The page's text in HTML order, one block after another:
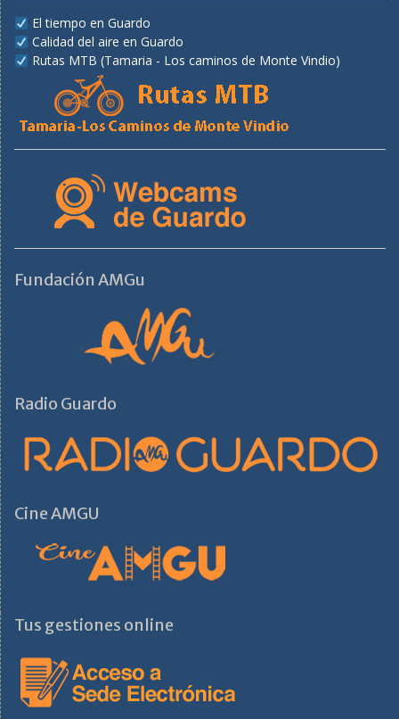
El tiempo en Guardo
Calidad del aire en Guardo
Rutas MTB (Tamaria - Los caminos de Monte Vindio)
Fundación AMGu
Radio Guardo
Cine AMGU
Tus gestiones online